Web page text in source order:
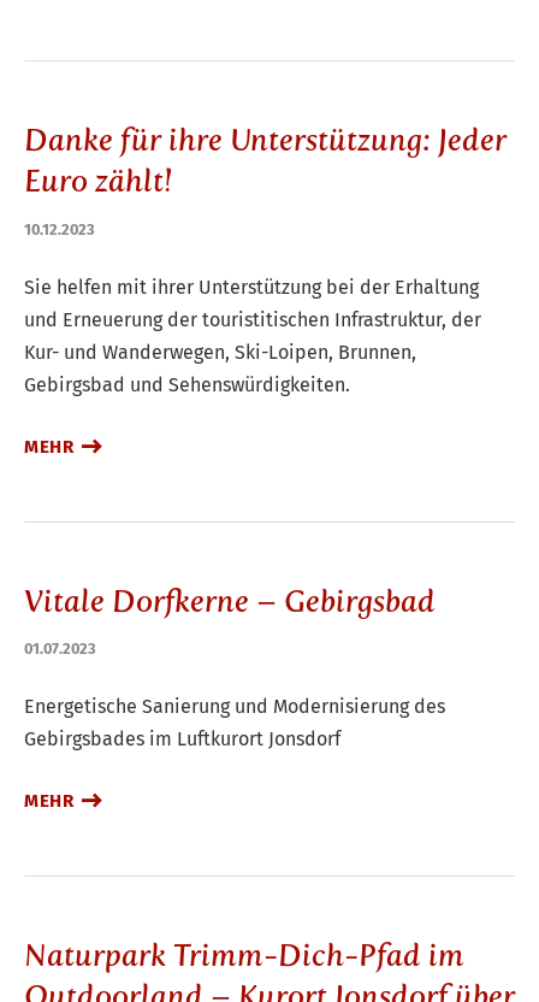
Danke für ihre Unterstützung: Jeder
Euro zählt!
10.12.2023
Sie helfen mit ihrer Unterstützung bei der Erhaltung
und Erneuerung der touristitischen Infrastruktur, der
Kur- und Wanderwegen, Ski-Loipen, Brunnen,
Gebirgsbad und Sehenswürdigkeiten.
MEHR
Vitale Dorfkerne – Gebirgsbad
01.07.2023
Energetische Sanierung und Modernisierung des
Gebirgsbades im Luftkurort Jonsdorf
MEHR
Naturpark Trimm-Dich-Pfad im